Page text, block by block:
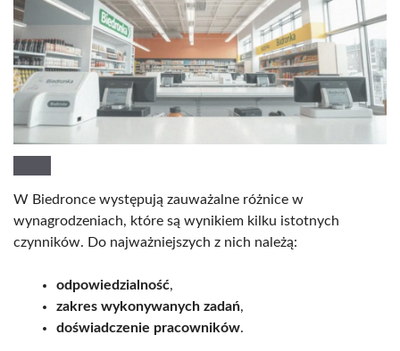
W Biedronce występują zauważalne różnice w
wynagrodzeniach, które są wynikiem kilku istotnych
czynników. Do najważniejszych z nich należą:
odpowiedzialność,
zakres wykonywanych zadań,
doświadczenie pracowników.